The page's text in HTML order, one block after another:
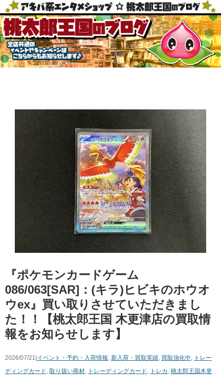
『ポケモンカードゲーム
086/063[SAR]：(キラ)ヒビキのホウオ
ウex』買い取りさせていただきまし
た！！【桃太郎王国 木更津店の買取情
報をお知らせします】
2026/07/21| イベント・予約・入荷情報, 新入荷・買取実績, 買取強化中, トレー
ディングカード, 取り扱い商材, トレーディングカード, トレカ , 桃太郎王国木更